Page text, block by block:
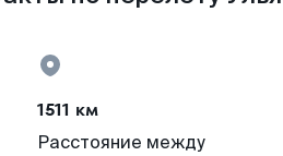
1511 км
Расстояние между